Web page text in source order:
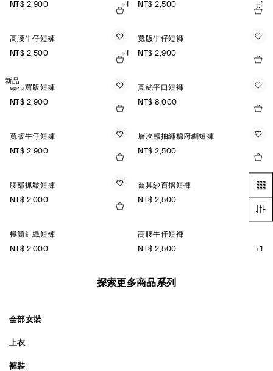
NT$ 2,900
+1
NT$ 2,500
+1
高腰牛仔短褲
NT$ 2,500
+1
寬版牛仔短褲
NT$ 2,900
新品
縐布寬版短褲
NT$ 2,900
真絲平口短褲
NT$ 8,000
寬版牛仔短褲
NT$ 2,900
層次感抽繩棉府綢短褲
NT$ 2,500
腰部抓皺短褲
NT$ 2,000
喬其紗百摺短褲
NT$ 2,500
極簡針織短褲
NT$ 2,000
高腰牛仔短褲
NT$ 2,500
+1
探索更多商品系列
全部女裝
上衣
褲裝